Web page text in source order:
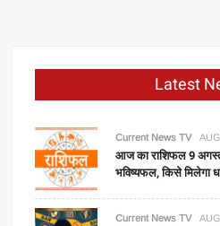
Latest
Current News TV
आज का राशिफल 9
भविष्यफल, किसे मिलेगा
Current News TV